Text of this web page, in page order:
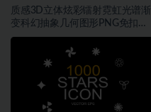
质感3D立体炫彩镭射霓虹光谱渐
变科幻抽象几何图形PNG免扣设
计素材